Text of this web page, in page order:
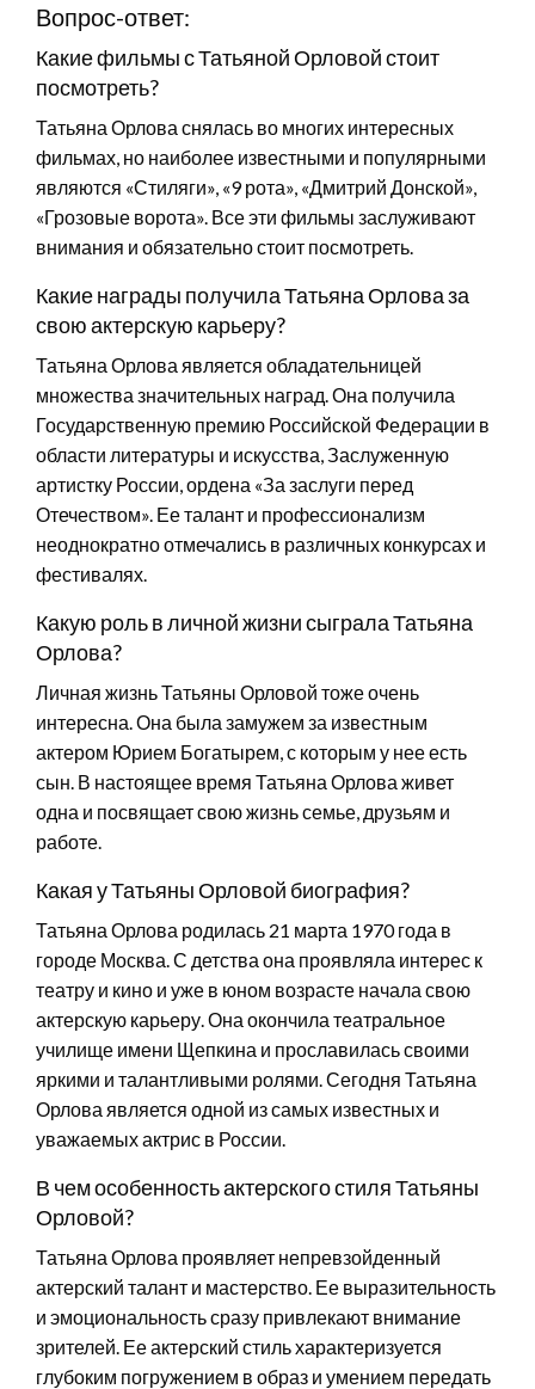
Вопрос-ответ:
Какие фильмы с Татьяной Орловой стоит
посмотреть?
Татьяна Орлова снялась во многих интересных
фильмах, но наиболее известными и популярными
являются «Стиляги», «9 рота», «Дмитрий Донской»,
«Грозовые ворота». Все эти фильмы заслуживают
внимания и обязательно стоит посмотреть.
Какие награды получила Татьяна Орлова за
свою актерскую карьеру?
Татьяна Орлова является обладательницей
множества значительных наград. Она получила
Государственную премию Российской Федерации в
области литературы и искусства, Заслуженную
артистку России, ордена «За заслуги перед
Отечеством». Ее талант и профессионализм
неоднократно отмечались в различных конкурсах и
фестивалях.
Какую роль в личной жизни сыграла Татьяна
Орлова?
Личная жизнь Татьяны Орловой тоже очень
интересна. Она была замужем за известным
актером Юрием Богатырем, с которым у нее есть
сын. В настоящее время Татьяна Орлова живет
одна и посвящает свою жизнь семье, друзьям и
работе.
Какая у Татьяны Орловой биография?
Татьяна Орлова родилась 21 марта 1970 года в
городе Москва. С детства она проявляла интерес к
театру и кино и уже в юном возрасте начала свою
актерскую карьеру. Она окончила театральное
училище имени Щепкина и прославилась своими
яркими и талантливыми ролями. Сегодня Татьяна
Орлова является одной из самых известных и
уважаемых актрис в России.
В чем особенность актерского стиля Татьяны
Орловой?
Татьяна Орлова проявляет непревзойденный
актерский талант и мастерство. Ее выразительность
и эмоциональность сразу привлекают внимание
зрителей. Ее актерский стиль характеризуется
глубоким погружением в образ и умением передать